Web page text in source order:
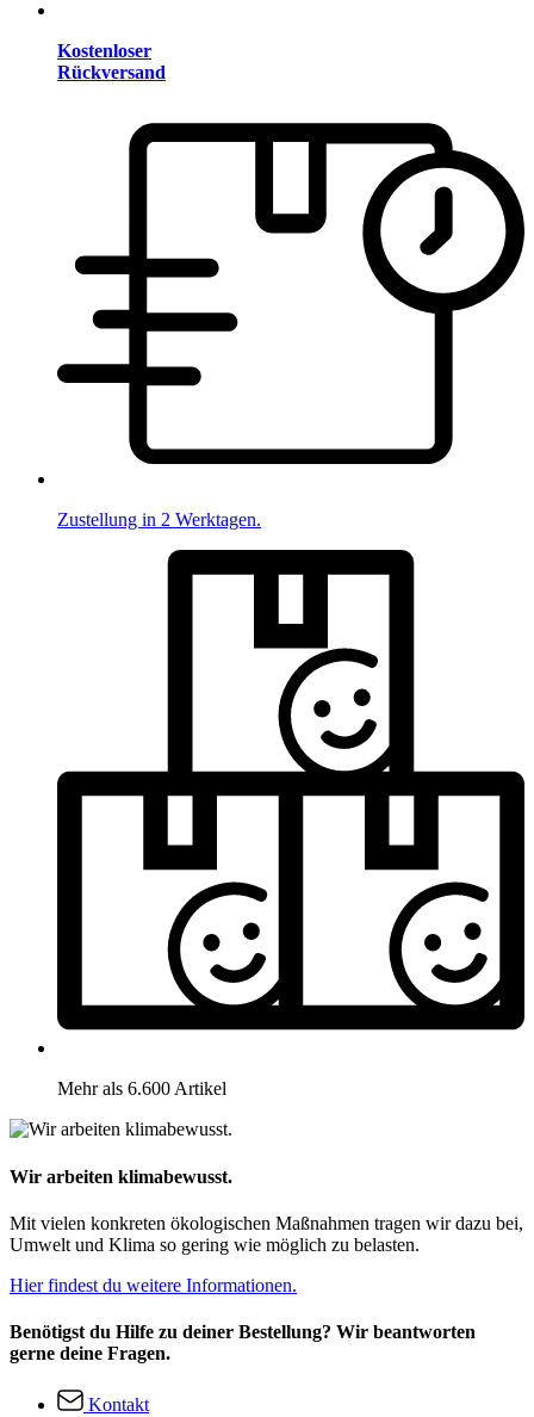
Kostenloser
Rückversand
Zustellung in 2 Werktagen.
Mehr als 6.600 Artikel
Wir arbeiten klimabewusst.
Mit vielen konkreten ökologischen Maßnahmen tragen wir dazu bei,
Umwelt und Klima so gering wie möglich zu belasten.
Hier findest du weitere Informationen.
Benötigst du Hilfe zu deiner Bestellung? Wir beantworten
gerne deine Fragen.
Kontakt